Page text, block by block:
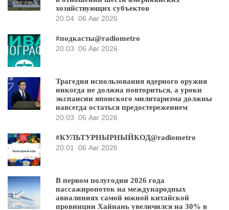
хозяйствующих субъектов
20:04 06 Авг 2026
#подкасты@radiometro
20:03 06 Авг 2026
Трагедия использования ядерного оружия
никогда не должна повториться, а уроки
экспансии японского милитаризма должны
навсегда остаться предостережением
20:03 06 Авг 2026
#КУЛЬТУРНЫРНЫЙКОД@radiometro
20:01 06 Авг 2026
В первом полугодии 2026 года
пассажиропоток на международных
авиалиниях самой южной китайской
провинции Хайнань увеличился на 30% в